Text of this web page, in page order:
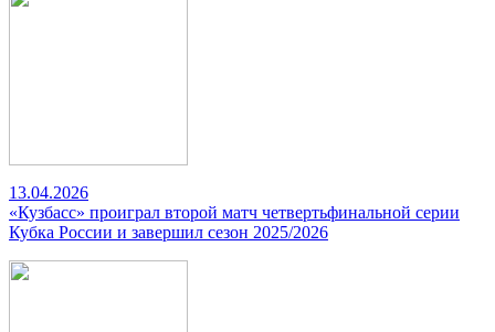
13.04.2026
«Кузбасс» проиграл второй матч четвертьфинальной серии
Кубка России и завершил сезон 2025/2026